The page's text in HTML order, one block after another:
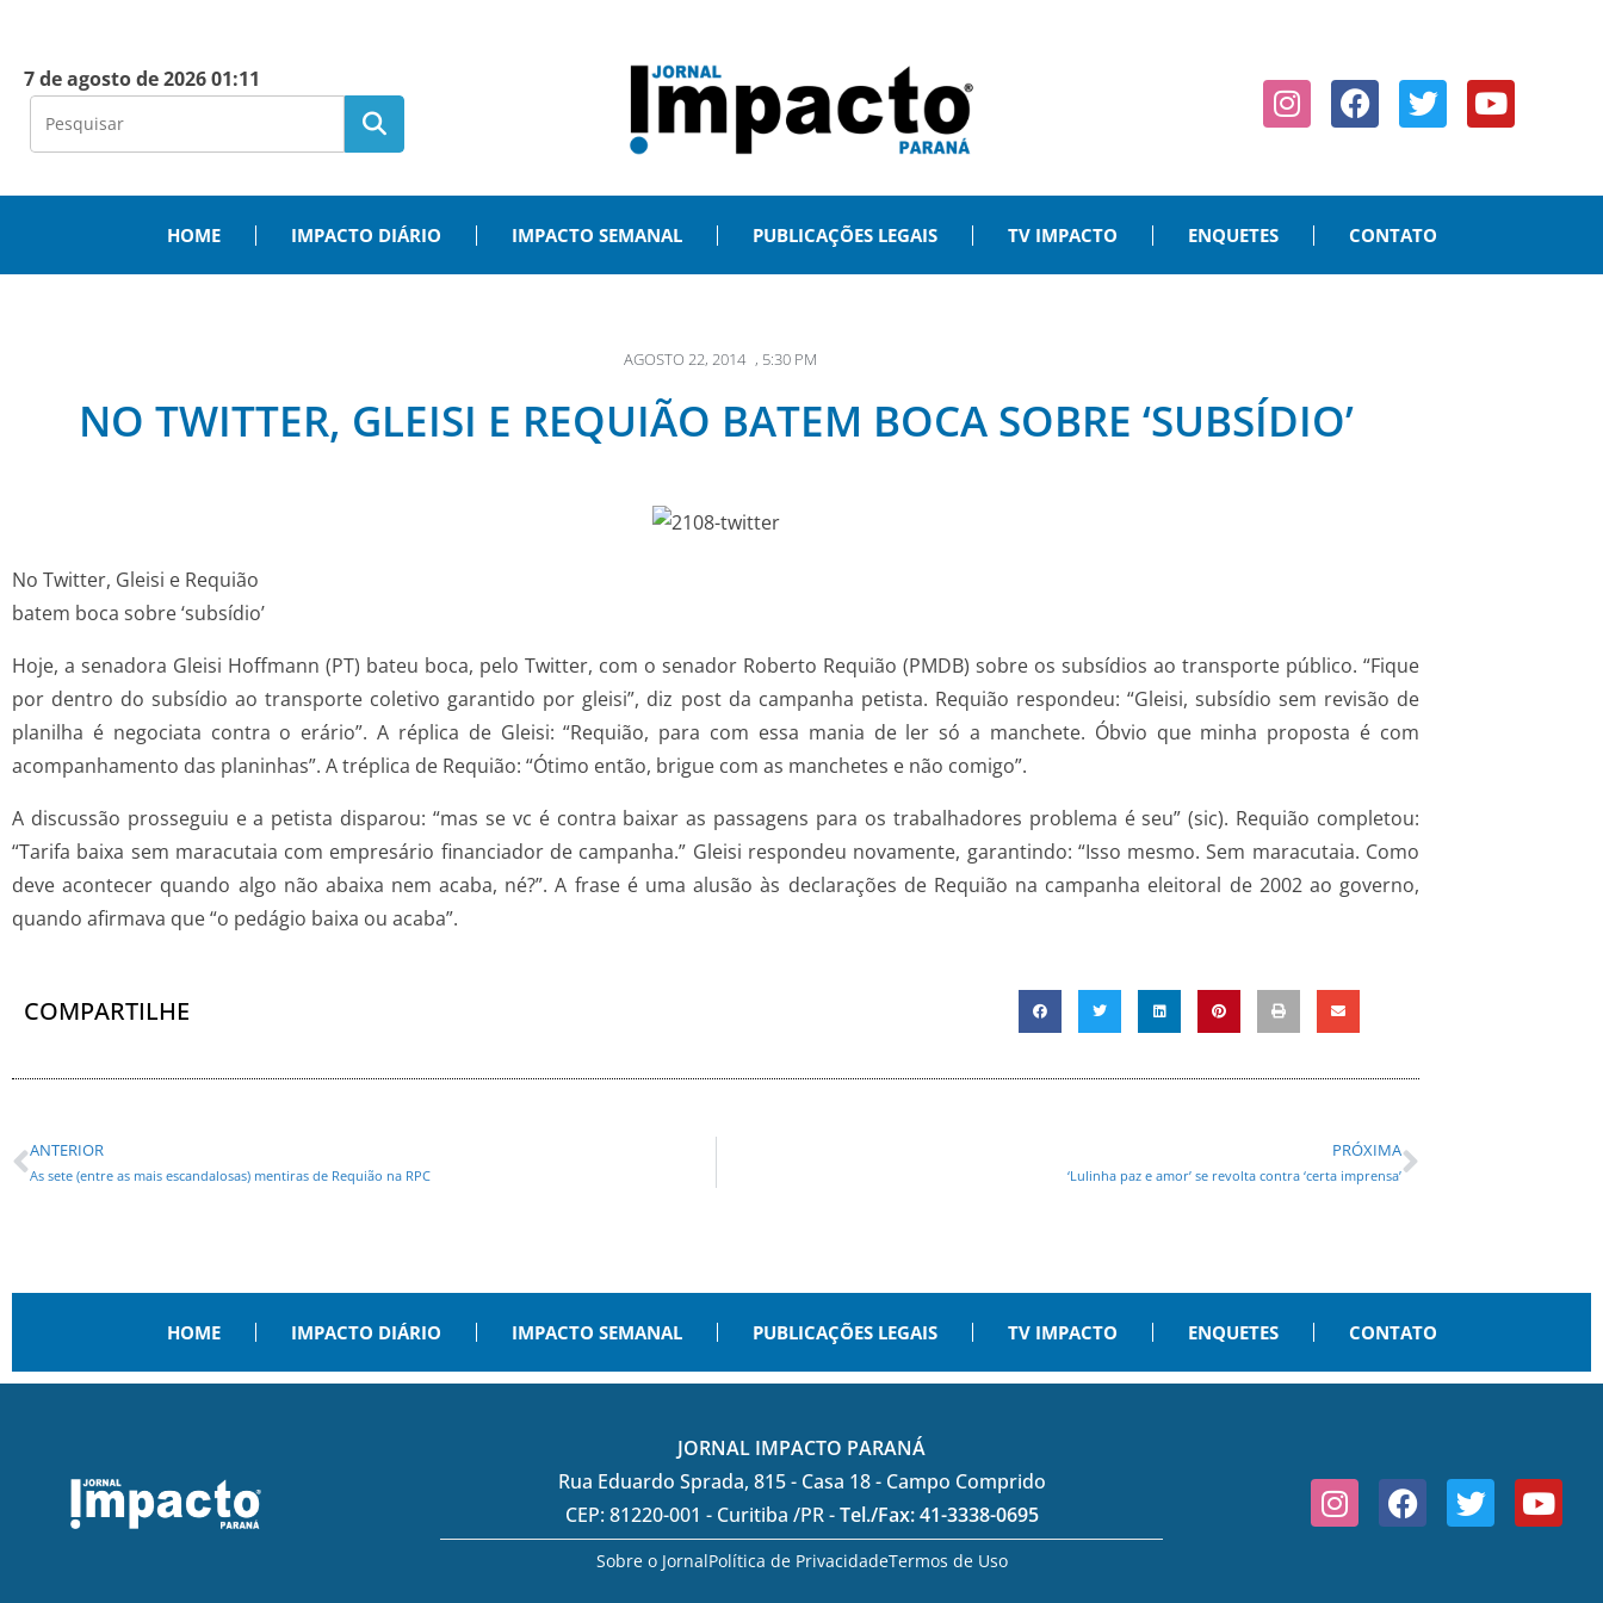
7 de agosto de 2026 01:11
HOME IMPACTO DIÁRIO IMPACTO SEMANAL PUBLICAÇÕES LEGAIS TV IMPACTO ENQUETES CONTATO
AGOSTO 22, 2014 , 5:30 PM
NO TWITTER, GLEISI E REQUIÃO BATEM BOCA SOBRE ‘SUBSÍDIO’
No Twitter, Gleisi e Requião
batem boca sobre ‘subsídio’
Hoje, a senadora Gleisi Hoffmann (PT) bateu boca, pelo Twitter, com o senador Roberto Requião (PMDB) sobre os subsídios ao transporte público. “Fique
por dentro do subsídio ao transporte coletivo garantido por gleisi”, diz post da campanha petista. Requião respondeu: “Gleisi, subsídio sem revisão de
planilha é negociata contra o erário”. A réplica de Gleisi: “Requião, para com essa mania de ler só a manchete. Óbvio que minha proposta é com
acompanhamento das planinhas”. A tréplica de Requião: “Ótimo então, brigue com as manchetes e não comigo”.
A discussão prosseguiu e a petista disparou: “mas se vc é contra baixar as passagens para os trabalhadores problema é seu” (sic). Requião completou:
“Tarifa baixa sem maracutaia com empresário financiador de campanha.” Gleisi respondeu novamente, garantindo: “Isso mesmo. Sem maracutaia. Como
deve acontecer quando algo não abaixa nem acaba, né?”. A frase é uma alusão às declarações de Requião na campanha eleitoral de 2002 ao governo,
quando afirmava que “o pedágio baixa ou acaba”.
COMPARTILHE
ANTERIOR
As sete (entre as mais escandalosas) mentiras de Requião na RPC
PRÓXIMA
‘Lulinha paz e amor’ se revolta contra ‘certa imprensa’
HOME IMPACTO DIÁRIO IMPACTO SEMANAL PUBLICAÇÕES LEGAIS TV IMPACTO ENQUETES CONTATO
JORNAL IMPACTO PARANÁ
Rua Eduardo Sprada, 815 - Casa 18 - Campo Comprido
CEP: 81220-001 - Curitiba /PR -Tel./Fax: 41-3338-0695
Sobre o JornalPolítica de PrivacidadeTermos de Uso